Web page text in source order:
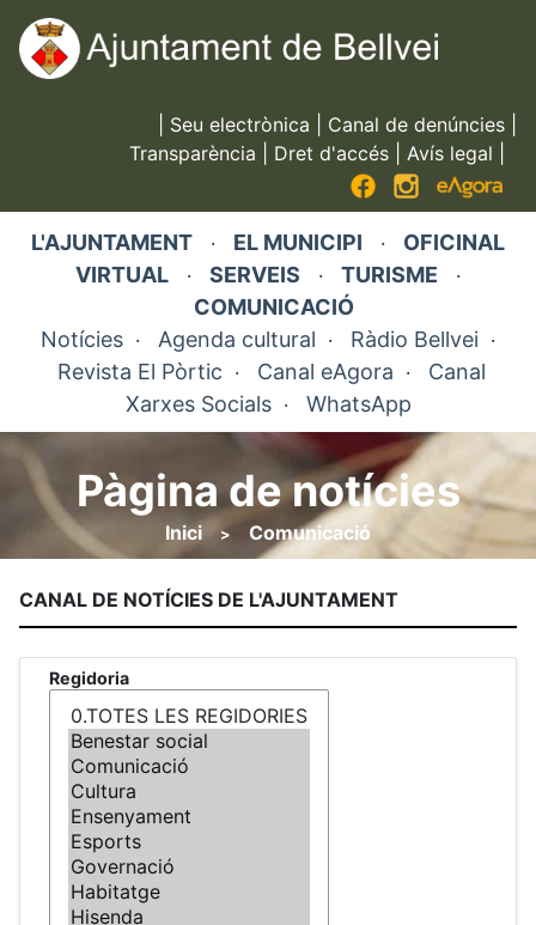
Vés
al
contingut
Seu electrònica Canal de denúncies
Transparència
Dret d'accés Avís legal
L'AJUNTAMENT · EL MUNICIPI · OFICINAL
VIRTUAL · SERVEIS · TURISME ·
COMUNICACIÓ
Notícies · Agenda cultural · Ràdio Bellvei ·
Revista El Pòrtic · Canal eAgora · Canal
Xarxes Socials· WhatsApp
Pàgina de notícies
Fil
d'ariadna
Inici Comunicació
CANAL DE NOTÍCIES DE L'AJUNTAMENT
Regidoria